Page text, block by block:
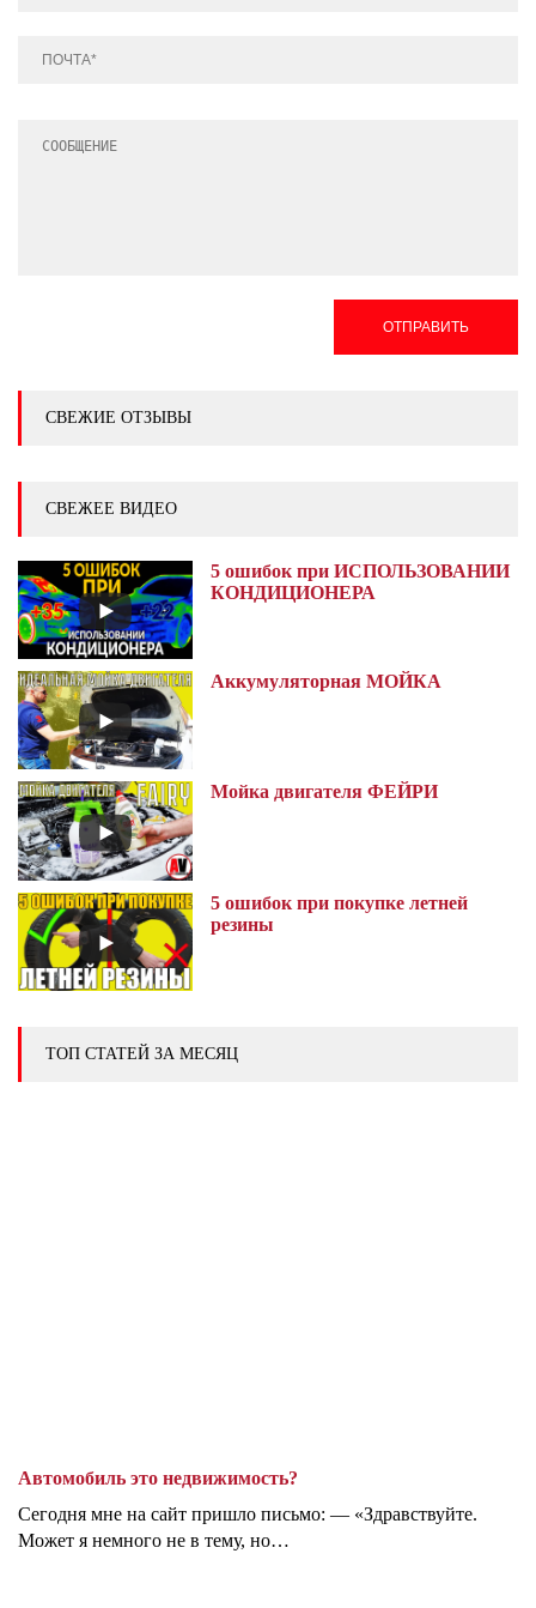
ОТПРАВИТЬ
СВЕЖИЕ ОТЗЫВЫ
СВЕЖЕЕ ВИДЕО
5 ошибок при ИСПОЛЬЗОВАНИИ
КОНДИЦИОНЕРА
Аккумуляторная МОЙКА
Мойка двигателя ФЕЙРИ
5 ошибок при покупке летней
резины
ТОП СТАТЕЙ ЗА МЕСЯЦ
Автомобиль это недвижимость?
Сегодня мне на сайт пришло письмо: — «Здравствуйте.
Может я немного не в тему, но…